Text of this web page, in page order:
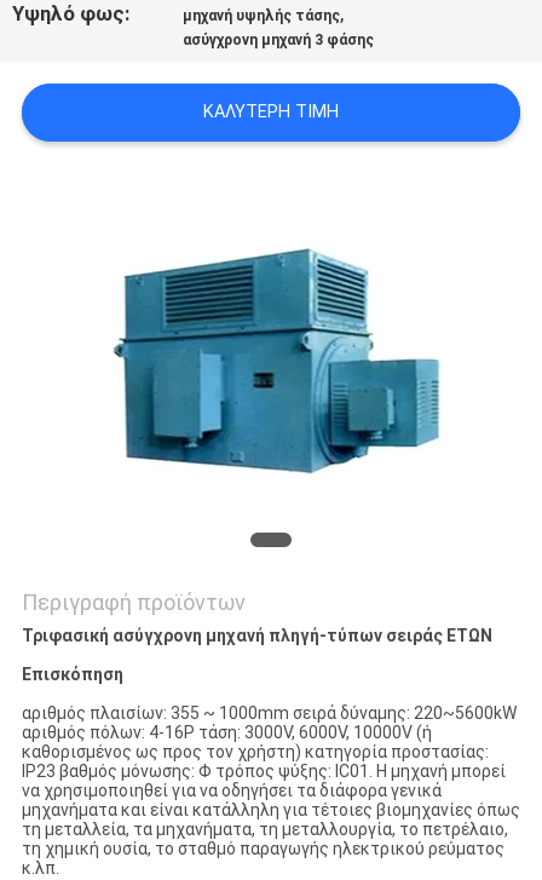
ΖΗΤΉΣΤΕ
ΈΝΑ
ΑΠΌΣΠΑΣΜΑ
PRIVACY
Υψηλό φως: μηχανή υψηλής τάσης,
ασύγχρονη μηχανή 3 φάσης
ΚΑΛΎΤΕΡΗ ΤΙΜΉ
Περιγραφή προϊόντων
Τριφασική ασύγχρονη μηχανή πληγή-τύπων σειράς ΕΤΩΝ
Επισκόπηση
αριθμός πλαισίων: 355 ~ 1000mm σειρά δύναμης: 220~5600kW
αριθμός πόλων: 4-16P τάση: 3000V, 6000V, 10000V (ή
καθορισμένος ως προς τον χρήστη) κατηγορία προστασίας:
IP23 βαθμός μόνωσης: Φ τρόπος ψύξης: IC01. Η μηχανή μπορεί
να χρησιμοποιηθεί για να οδηγήσει τα διάφορα γενικά
μηχανήματα και είναι κατάλληλη για τέτοιες βιομηχανίες όπως
τη μεταλλεία, τα μηχανήματα, τη μεταλλουργία, το πετρέλαιο,
τη χημική ουσία, το σταθμό παραγωγής ηλεκτρικού ρεύματος
κ.λπ.